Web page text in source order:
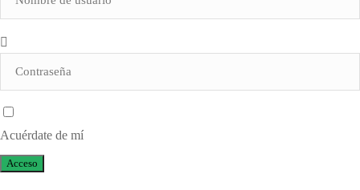
Acuérdate de mí